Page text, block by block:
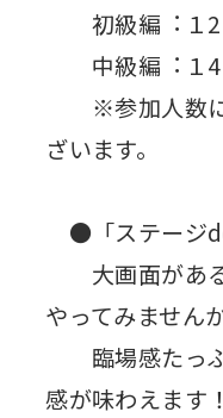
初級編︓１
中級編︓１
※参加人数に
ざいます。
●「ステージ
大画面がある
やってみません
臨場感たっぷ
感が味わえます